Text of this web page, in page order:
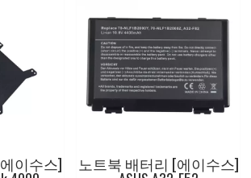
이수스] 노트북 배터리 [에이수스]